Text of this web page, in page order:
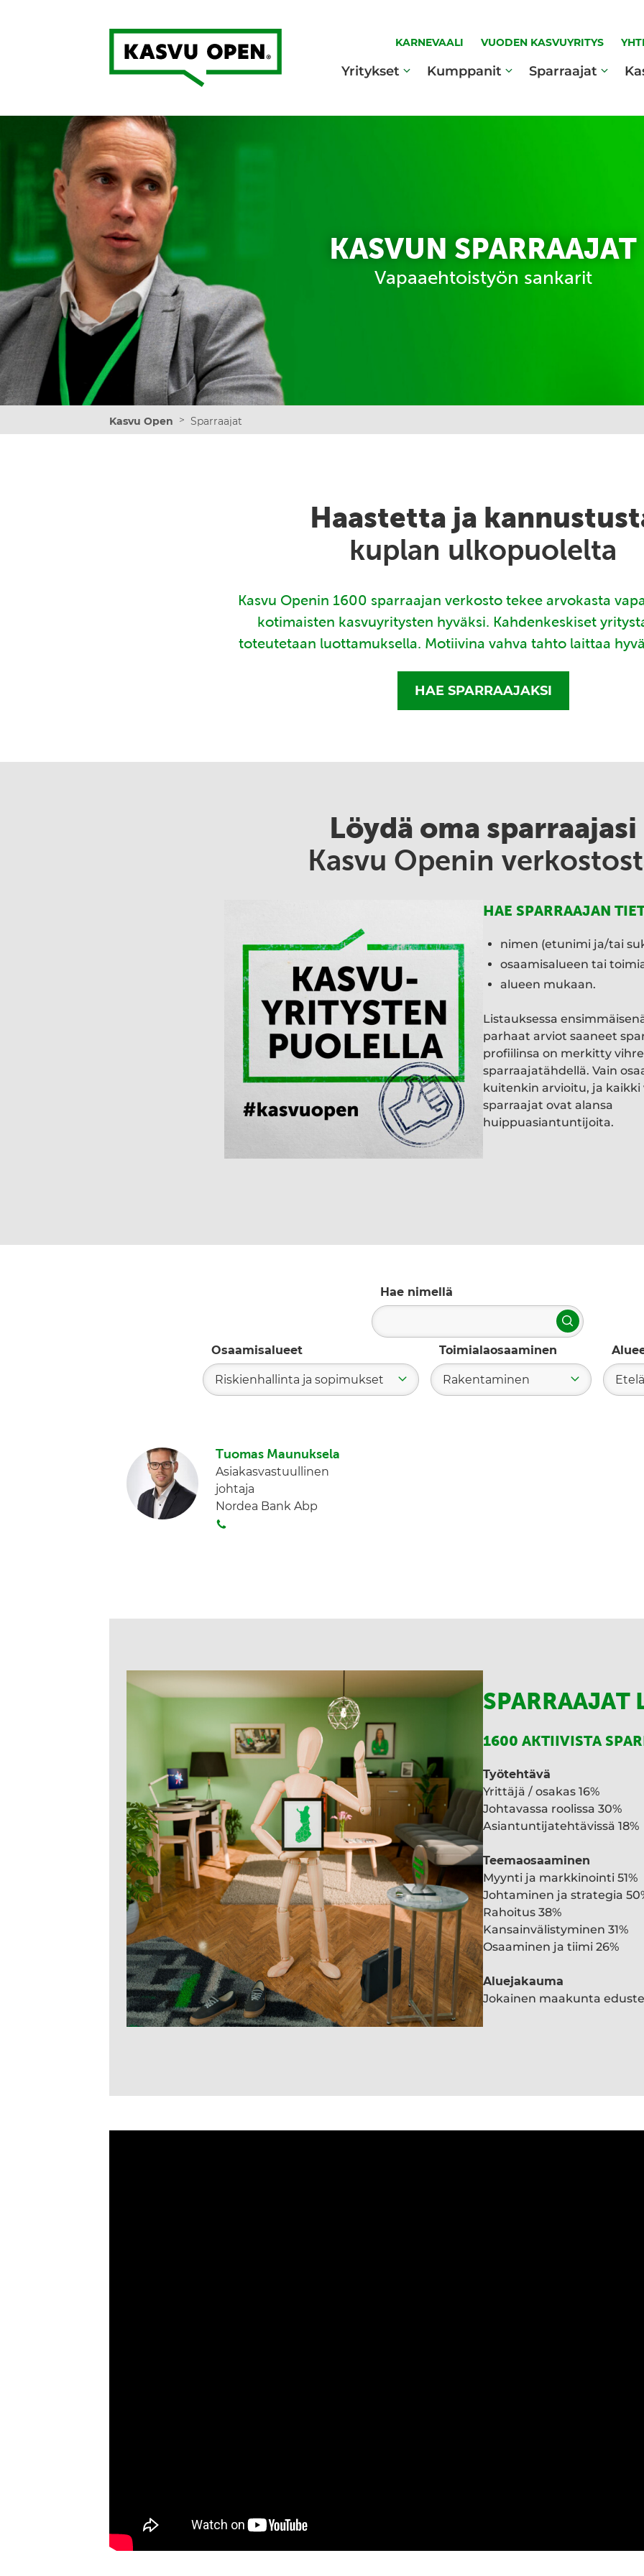
Kasvu Open
KARNEVAALI VUODEN KASVUYRITYS
Yritykset Kumppanit Sparraajat
KASVUN SPARRAAJAT
Vapaaehtoistyön sankarit
Kasvu Open > Sparraajat
Haastetta ja
kuplan ulkopuolelta
Kasvu Openin 1600 sparraajan verkosto tekee arvokasta
kotimaisten kasvuyritysten hyväksi. Kahdenkeskiset
toteutetaan luottamuksella. Motiivina vahva tahto laittaa
HAE SPARRAAJAKSI
Löydä oma sparraajasi
Kasvu Openin
HAE SPARRAAJAN
nimen (etunimi ja/tai
osaamisalueen tai
alueen mukaan.
Listauksessa
parhaat arviot saaneet
profiilinsa on merkitty
sparraajatähdellä. Vain
kuitenkin arvioitu, ja
sparraajat ovat alansa
huippuasiantuntijoita.
Hae nimellä
Hae
Osaamisalueet
Riskienhallinta ja sopimukset
Toimialaosaaminen
Rakentaminen
Tuomas Maunuksela
Asiakasvastuullinen
johtaja
Nordea Bank Abp
SPARRAAJAT
1600 AKTIIVISTA
Työtehtävä
Yrittäjä / osakas 16%
Johtavassa roolissa 30%
Asiantuntijatehtävissä 18%
Teemaosaaminen
Myynti ja markkinointi 51%
Johtaminen ja strategia
Rahoitus 38%
Kansainvälistyminen 31%
Osaaminen ja tiimi 26%
Aluejakauma
Jokainen maakunta